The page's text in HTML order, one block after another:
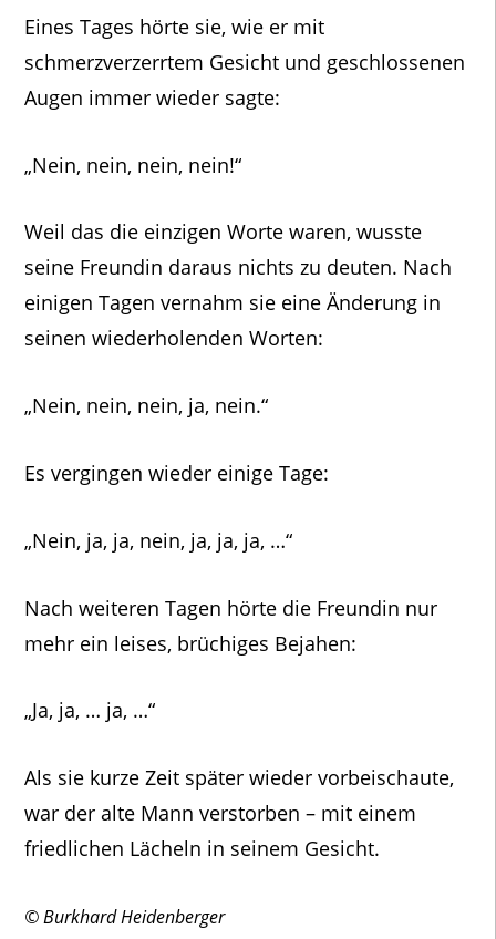
Eines Tages hörte sie, wie er mit
schmerzverzerrtem Gesicht und geschlossenen
Augen immer wieder sagte:
„Nein, nein, nein, nein!“
Weil das die einzigen Worte waren, wusste
seine Freundin daraus nichts zu deuten. Nach
einigen Tagen vernahm sie eine Änderung in
seinen wiederholenden Worten:
„Nein, nein, nein, ja, nein.“
Es vergingen wieder einige Tage:
„Nein, ja, ja, nein, ja, ja, ja, …“
Nach weiteren Tagen hörte die Freundin nur
mehr ein leises, brüchiges Bejahen:
„Ja, ja, … ja, …“
Als sie kurze Zeit später wieder vorbeischaute,
war der alte Mann verstorben – mit einem
friedlichen Lächeln in seinem Gesicht.
© Burkhard Heidenberger